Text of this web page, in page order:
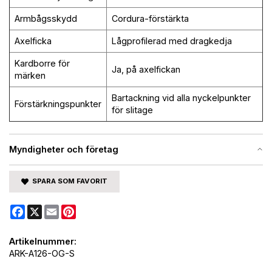
Myndigheter och företag
Armbågsskydd Cordura-förstärkta
Axelficka Lågprofilerad med dragkedja
Kardborre för
märken
Ja, på axelfickan
Förstärkningspunkter
Bartackning vid alla nyckelpunkter
för slitage
SPARA SOM FAVORIT
Facebook
X Email
Artikelnummer:
ARK-A126-OG-S